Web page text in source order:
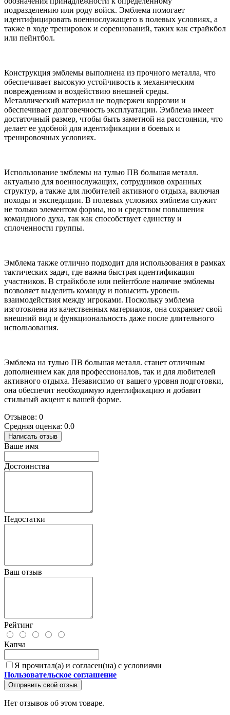
подразделению или роду войск. Эмблема помогает
идентифицировать военнослужащего в полевых условиях, а
также в ходе тренировок и соревнований, таких как страйкбол
или пейнтбол.
Конструкция эмблемы выполнена из прочного металла, что
обеспечивает высокую устойчивость к механическим
повреждениям и воздействию внешней среды.
Металлический материал не подвержен коррозии и
обеспечивает долговечность эксплуатации. Эмблема имеет
достаточный размер, чтобы быть заметной на расстоянии, что
делает ее удобной для идентификации в боевых и
тренировочных условиях.
Использование эмблемы на тулью ПВ большая металл.
актуально для военнослужащих, сотрудников охранных
структур, а также для любителей активного отдыха, включая
походы и экспедиции. В полевых условиях эмблема служит
не только элементом формы, но и средством повышения
командного духа, так как способствует единству и
сплоченности группы.
Эмблема также отлично подходит для использования в рамках
тактических задач, где важна быстрая идентификация
участников. В страйкболе или пейнтболе наличие эмблемы
позволяет выделить команду и повысить уровень
взаимодействия между игроками. Поскольку эмблема
изготовлена из качественных материалов, она сохраняет свой
внешний вид и функциональность даже после длительного
использования.
Эмблема на тулью ПВ большая металл. станет отличным
дополнением как для профессионалов, так и для любителей
активного отдыха. Независимо от вашего уровня подготовки,
она обеспечит необходимую идентификацию и добавит
стильный акцент к вашей форме.
Отзывов: 0
Средняя оценка: 0.0
Написать отзыв
Ваше имя
Достоинства
Недостатки
Ваш отзыв
Рейтинг
Капча
Я прочитал(а) и согласен(на) с условиями
Пользовательское соглашение
Отправить свой отзыв
Нет отзывов об этом товаре.